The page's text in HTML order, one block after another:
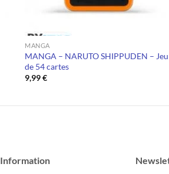
MANGA
MANGA – NARUTO SHIPPUDEN – Jeu
de 54 cartes
9,99€
Information